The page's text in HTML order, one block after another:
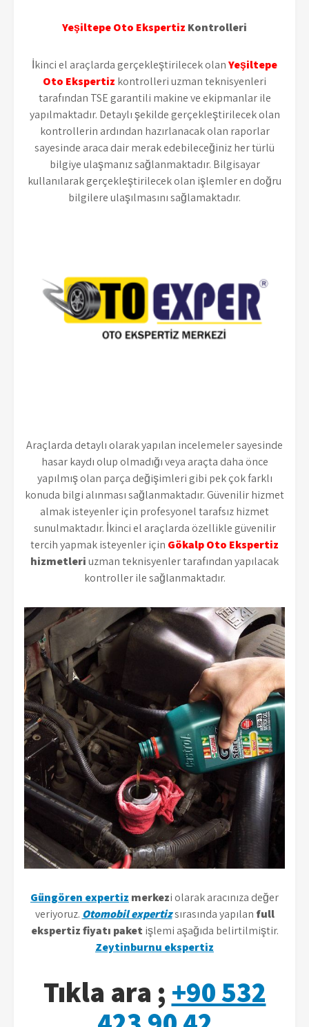
Yeşiltepe Oto Ekspertiz Kontrolleri
İkinci el araçlarda gerçekleştirilecek olanYeşiltepe
Oto Ekspertiz kontrolleri uzman teknisyenleri
tarafından TSE garantili makine ve ekipmanlar ile
yapılmaktadır. Detaylı şekilde gerçekleştirilecek olan
kontrollerin ardından hazırlanacak olan raporlar
sayesinde araca dair merak edebileceğiniz her türlü
bilgiye ulaşmanız sağlanmaktadır. Bilgisayar
kullanılarak gerçekleştirilecek olan işlemler en doğru
bilgilere ulaşılmasını sağlamaktadır.
Araçlarda detaylı olarak yapılan incelemeler sayesinde
hasar kaydı olup olmadığı veya araçta daha önce
yapılmış olan parça değişimleri gibi pek çok farklı
konuda bilgi alınması sağlanmaktadır. Güvenilir hizmet
almak isteyenler için profesyonel tarafsız hizmet
sunulmaktadır. İkinci el araçlarda özellikle güvenilir
tercih yapmak isteyenler için Gökalp Oto Ekspertiz
hizmetleriuzman teknisyenler tarafından yapılacak
kontroller ile sağlanmaktadır.
Güngören expertiz merkezi olarak aracınıza değer
veriyoruz. Otomobil expertizsırasında yapılan full
ekspertiz fiyatı paket işlemi aşağıda belirtilmiştir.
Zeytinburnu ekspertiz
Tıkla ara ; +90 532